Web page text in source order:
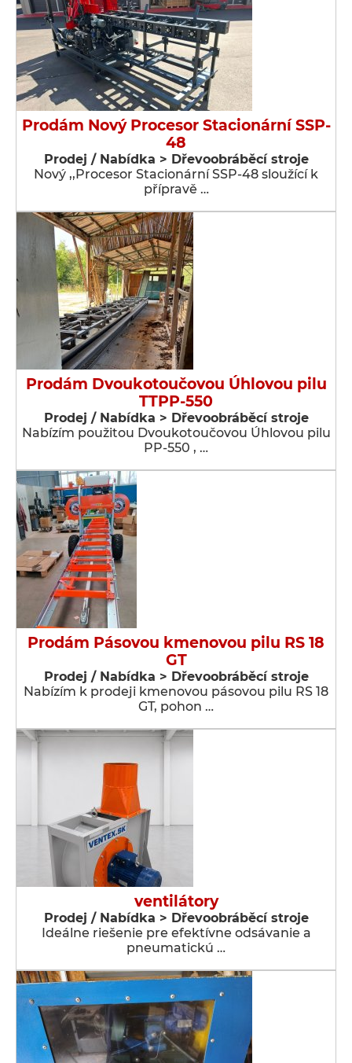
Prodám Nový Procesor Stacionární SSP-
48
Prodej / Nabídka > Dřevoobráběcí stroje
Nový ,,Procesor Stacionární SSP-48 sloužící k
přípravě …
Prodám Dvoukotoučovou Úhlovou pilu
TTPP-550
Prodej / Nabídka > Dřevoobráběcí stroje
Nabízím použitou Dvoukotoučovou Úhlovou pilu
PP-550 , …
Prodám Pásovou kmenovou pilu RS 18
GT
Prodej / Nabídka > Dřevoobráběcí stroje
Nabízím k prodeji kmenovou pásovou pilu RS 18
GT, pohon …
ventilátory
Prodej / Nabídka > Dřevoobráběcí stroje
Ideálne riešenie pre efektívne odsávanie a
pneumatickú …